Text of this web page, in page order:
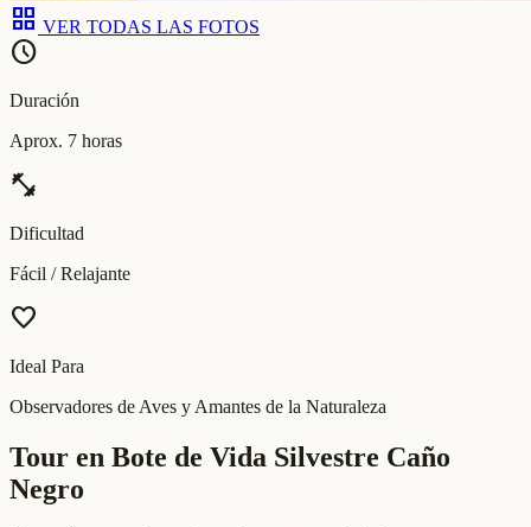
grid_view VER TODAS LAS FOTOS
schedule
Duración
Aprox. 7 horas
fitness_center
Dificultad
Fácil / Relajante
favorite
Ideal Para
Observadores de Aves y Amantes de la Naturaleza
Tour en Bote de Vida Silvestre Caño
Negro